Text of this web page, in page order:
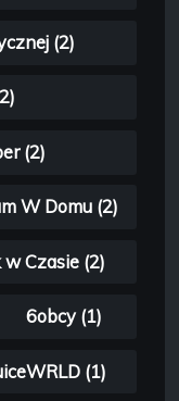
(2)
(2)
W Domu (2)
Czasie (2)
6obcy (1)
(1)